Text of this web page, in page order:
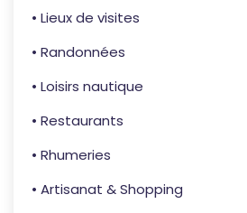
• Lieux de visites
• Randonnées
• Loisirs nautique
• Restaurants
• Rhumeries
• Artisanat & Shopping